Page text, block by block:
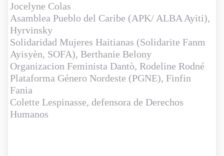
Jocelyne Colas
Asamblea Pueblo del Caribe (APK/ ALBA Ayiti),
Hyrvinsky
Solidaridad Mujeres Haitianas (Solidarite Fanm
Ayisyèn, SOFA), Berthanie Belony
Organizacion Feminista Dantò, Rodeline Rodné
Plataforma Género Nordeste (PGNE), Finfin
Fania
Colette Lespinasse, defensora de Derechos
Humanos